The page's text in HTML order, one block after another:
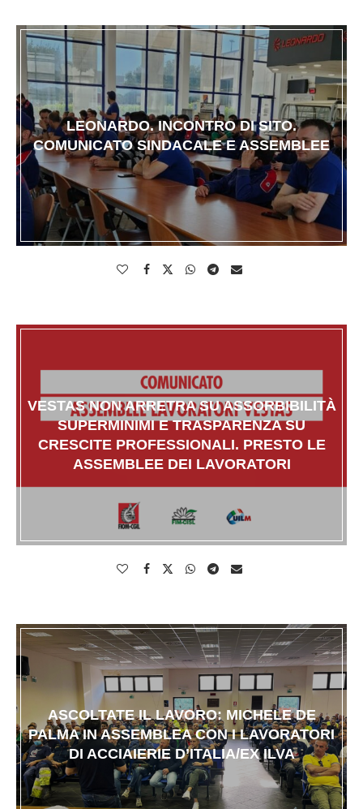
LEONARDO. INCONTRO DI SITO.
COMUNICATO SINDACALE E ASSEMBLEE
VESTAS NON ARRETRA SU ASSORBIBILITÀ
SUPERMINIMI E TRASPARENZA SU
CRESCITE PROFESSIONALI. PRESTO LE
ASSEMBLEE DEI LAVORATORI
ASCOLTATE IL LAVORO: MICHELE DE
PALMA IN ASSEMBLEA CON I LAVORATORI
DI ACCIAIERIE D’ITALIA/EX ILVA